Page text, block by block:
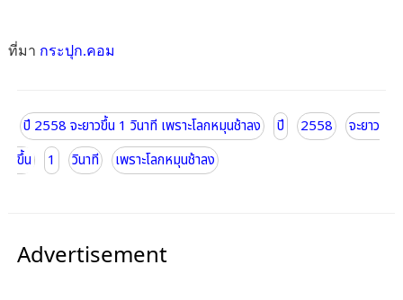
ที่มา กระปุก.คอม
ปี 2558 จะยาวขึ้น 1 วินาที เพราะโลกหมุนช้าลง ปี 2558
จะยาว
ขึ้น
1 วินาที เพราะโลกหมุนช้าลง
Advertisement